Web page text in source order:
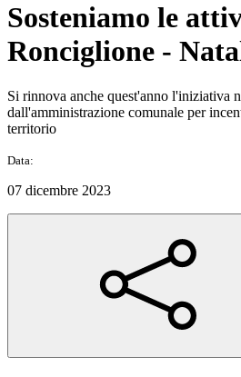
Sosteniamo le
Ronciglione -
Si rinnova anche quest'anno l'iniziativa
dall'amministrazione comunale per
territorio
Data:
07 dicembre 2023